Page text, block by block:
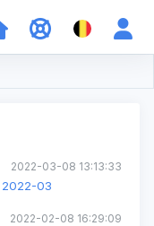
2022-03-08 13:13:33
2022-03
2022-02-08 16:29:09